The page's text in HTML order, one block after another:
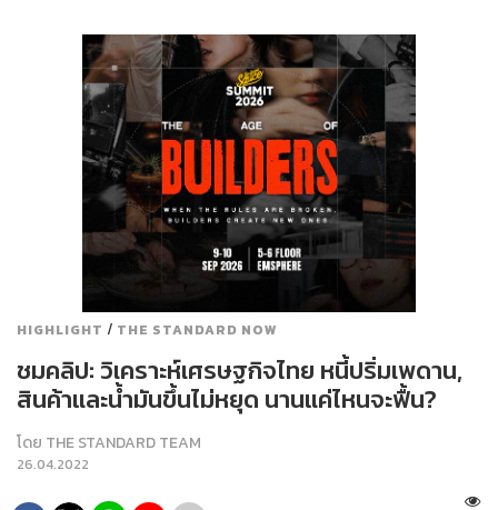
HIGHLIGHT / THE STANDARD NOW
ชมคลิป: วิเคราะห์เศรษฐกิจไทย หนี้ปริ่มเพดาน,
สินค้าและน้ำมันขึ้นไม่หยุด นานแค่ไหนจะฟื้น?
โดย THE STANDARD TEAM
26.04.2022